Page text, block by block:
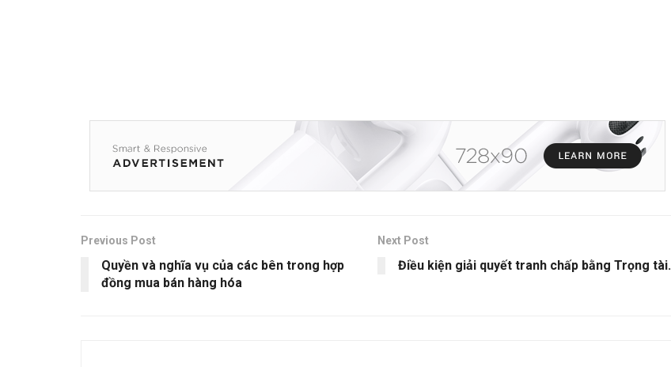
Previous Post
Quyền và nghĩa vụ của các bên trong hợp
đồng mua bán hàng hóa
Next Post
Điều kiện giải quyết tranh chấp bằng Trọng tài.